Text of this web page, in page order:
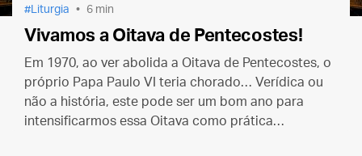
Liturgia 6 min
Vivamos a Oitava de Pentecostes!
Em 1970, ao ver abolida a Oitava de Pentecostes, o
próprio Papa Paulo VI teria chorado… Verídica ou
não a história, este pode ser um bom ano para
intensificarmos essa Oitava como prática